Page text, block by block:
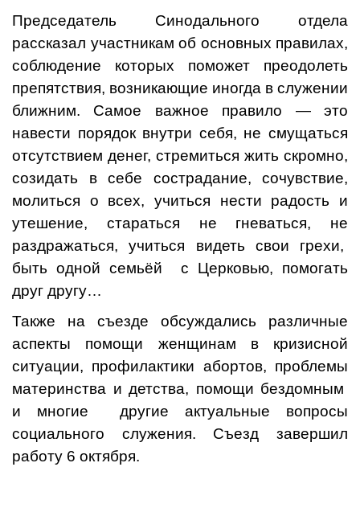
Председатель Синодального отдела
рассказал участникам об основных правилах,
соблюдение которых поможет преодолеть
препятствия, возникающие иногда в служении
ближним. Самое важное правило — это
навести порядок внутри себя, не смущаться
отсутствием денег, стремиться жить скромно,
созидать в себе сострадание, сочувствие,
молиться о всех, учиться нести радость и
утешение, стараться не гневаться, не
раздражаться, учиться видеть свои грехи,
быть одной семьёй с Церковью, помогать
друг другу…
Также на съезде обсуждались различные
аспекты помощи женщинам в кризисной
ситуации, профилактики абортов, проблемы
материнства и детства, помощи бездомным
и многие другие актуальные вопросы
социального служения. Съезд завершил
работу 6 октября.